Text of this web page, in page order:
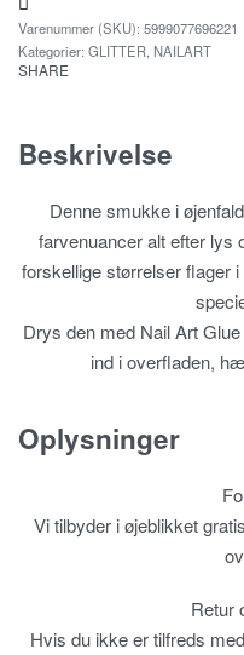
5999077696221
Kategorier: GLITTER NAILART
SHARE
Beskrivelse
Denne smukke i
farvenuancer alt efter lys
forskellige størrelser flager
Drys den med Nail Art
ind i overfladen,
Oplysninger
Vi tilbyder i øjeblikket
Retur
Hvis du ikke er tilfreds